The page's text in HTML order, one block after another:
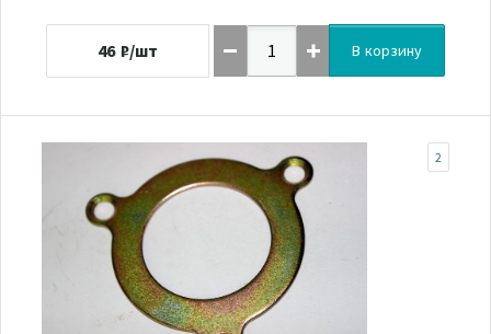
46 ₽/шт В корзину
2